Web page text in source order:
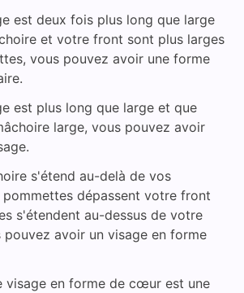
est deux fois plus long que large
et votre front sont plus larges
vous pouvez avoir une forme
est plus long que large et que
large, vous pouvez avoir
s'étend au-delà de vos
dépassent votre front
s'étendent au-dessus de votre
avoir un visage en forme
visage en forme de cœur est une